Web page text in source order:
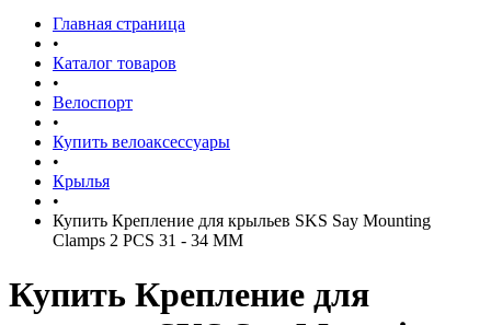
Главная страница
•
Каталог товаров
•
Велоспорт
•
Купить велоаксессуары
•
Крылья
•
Купить Крепление для крыльев SKS Say Mounting
Clamps 2 PCS 31 - 34 MM
Купить Крепление для